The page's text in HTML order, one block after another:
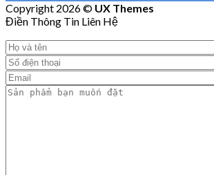
Copyright 2026 © UX Themes
Điền Thông Tin Liên Hệ